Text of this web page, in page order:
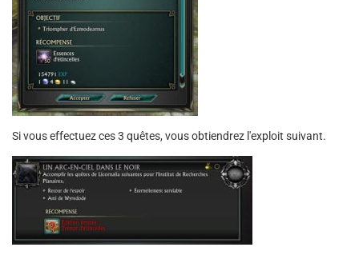
Si vous effectuez ces 3 quêtes, vous obtiendrez l'exploit suivant.